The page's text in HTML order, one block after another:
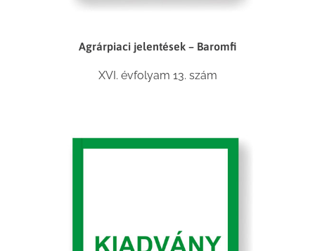
Agrárpiaci jelentések – Baromfi
XVI. évfolyam 13. szám